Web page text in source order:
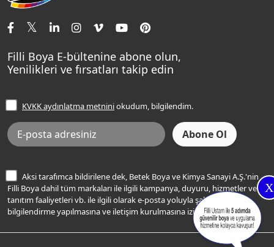
X
Tavan Boyaları
Ev Bakım ve Hobi Boyaları
Yatak Odası Renkleri
Sentomaxx Sentetik Boya
Sentomaxx İpeksi Mat
Momento Life
Şampanya Rengi
Açık Mavi Rengi
Frezya Rengi
İletişim Bilgilerimiz
Renk Danışma
Filli Ustam
Sıkça Sorulan Sorular
Ücretsiz Yalıtım Keşif Hizmeti
Bilgi Toplumu Hizmetleri
İnternet Sitesi Kullanım Koşulları
KVKK Talep Formu
KVKK Aydınlatma Metni
Filli Boya E-bültenine abone olun,
Yenilikleri ve fırsatları takip edin
KVKK aydınlatma metniniokudum, bilgilendim.
Aksi tarafımca bildirilene dek, Betek Boya ve Kimya Sanayi A.Ş.'nin
Filli Boya dahil tüm markaları ile ilgili kampanya, duyuru, hizmetler ve
tanıtım faaliyetleri vb. ile ilgili olarak e-posta yoluyla şahsıma
bilgilendirme yapılmasına ve iletişim kurulmasına izin veriyorum.